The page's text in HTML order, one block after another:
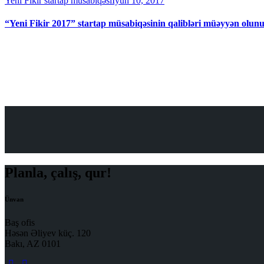
“Yeni Fikir 2017” startap müsabiqəsinin qalibləri müəyyən
Planla, çalış, qur!
Ünvan
Baş ofis
Həsən Əliyev küç. 120
Bakı, AZ 0101